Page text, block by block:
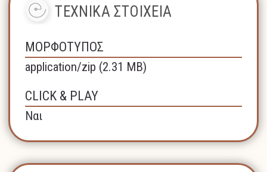
ΤΕΧΝΙΚΑ ΣΤΟΙΧΕΙΑ
ΜΟΡΦΟΤΥΠΟΣ
application/zip (2.31 MB)
CLICK & PLAY
Ναι